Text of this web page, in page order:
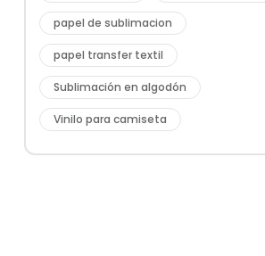
papel de sublimacion
papel transfer textil
Sublimación en algodón
Vinilo para camiseta